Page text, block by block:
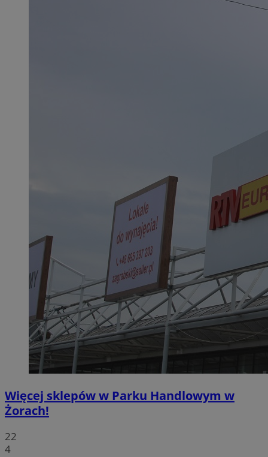
Więcej sklepów w Parku Handlowym w
Żorach!
22
4